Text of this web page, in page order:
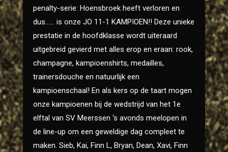
penalty-serie: Hoensbroek heeft verloren en
dus…… is onze JO 11-1 KAMPIOEN!! Deze unieke
prestatie in de hoofdklasse wordt uiteraard
uitgebreid gevierd met alles erop en eraan: rook,
champagne, kampioenshirts, medailles,
trainersdouche en natuurlijk een
kampioenschaal! En als kers op de taart mogen
onze kampioenen bij de wedstrijd van het 1e
elftal van SV Meerssen ‘s avonds meelopen in
de line-up om een geweldige dag compleet te
maken. Sieb, Kai, Finn L, Bryan, Dean, Xavi, Finn